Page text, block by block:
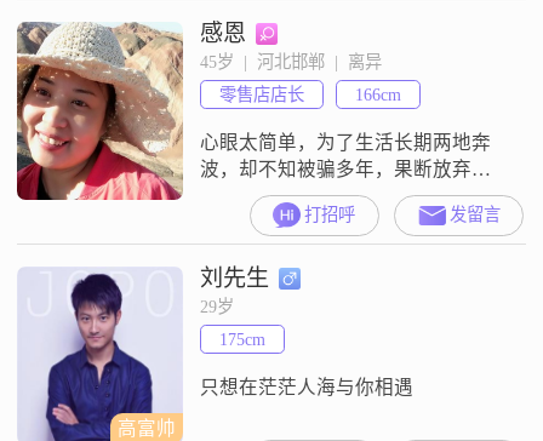
感恩
45岁  |  河北邯郸  |  离异
零售店店长
166cm
心眼太简单，为了生活长期两地奔
波，却不知被骗多年，果断放弃，
但还是相信善良，憧憬生活
打招呼 发留言
高富帅
刘先生
29岁
175cm
只想在茫茫人海与你相遇